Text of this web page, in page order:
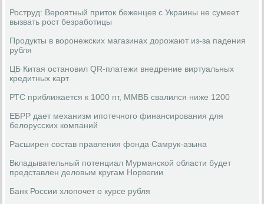
Роструд: Вероятный приток беженцев с Украины не сумеет
вызвать рост безработицы
Продукты в воронежских магазинах дорожают из-за падения
рубля
ЦБ Китая остановил QR-платежи внедрение виртуальных
кредитных карт
РТС приближается к 1000 пт, ММВБ свалился ниже 1200
ЕБРР дает механизм ипотечного финансирования для
белорусских компаний
Расширен состав правления фонда Самрук-азына
Вкладывательный потенциал Мурманской области будет
представлен деловым кругам Норвегии
Банк России хлопочет о курсе рубля